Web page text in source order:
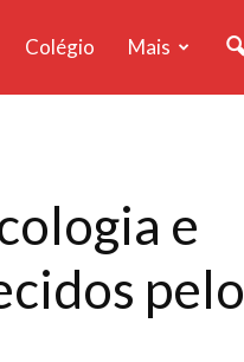
Colégio Mais
e
pelo